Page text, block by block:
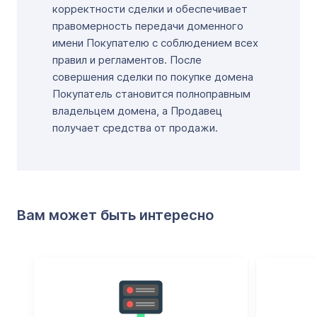
корректности сделки и обеспечивает
правомерность передачи доменного
имени Покупателю с соблюдением всех
правил и регламентов. После
совершения сделки по покупке домена
Покупатель становится полноправным
владельцем домена, а Продавец
получает средства от продажи.
Вам может быть интересно